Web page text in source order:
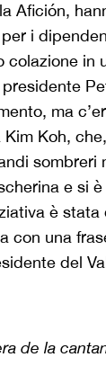
Afición,
i
colazione in
ma
Koh,
sombreri
e si
è
con una
del
de la